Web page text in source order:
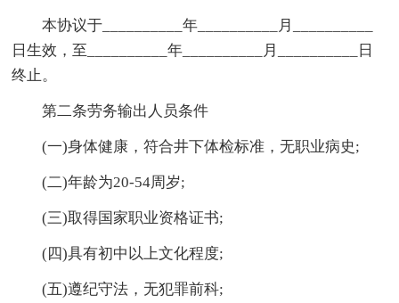
本协议于__________年__________月__________
日生效，至__________年__________月__________日
终止。
第二条劳务输出人员条件
(一)身体健康，符合井下体检标准，无职业病史;
(二)年龄为20-54周岁;
(三)取得国家职业资格证书;
(四)具有初中以上文化程度;
(五)遵纪守法，无犯罪前科;